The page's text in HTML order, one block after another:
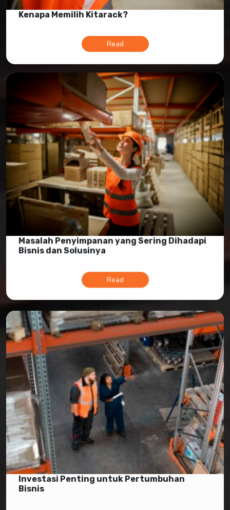
Kenapa Memilih Kitarack?
Read
Masalah Penyimpanan yang Sering Dihadapi
Bisnis dan Solusinya
Read
Investasi Penting untuk Pertumbuhan
Bisnis